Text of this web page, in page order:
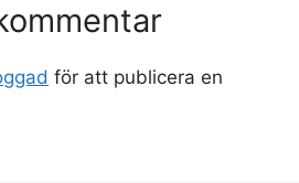
för att publicera en